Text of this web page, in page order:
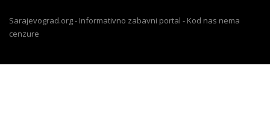
Sarajevograd.org - Informativno zabavni portal - Kod nas nema
cenzure